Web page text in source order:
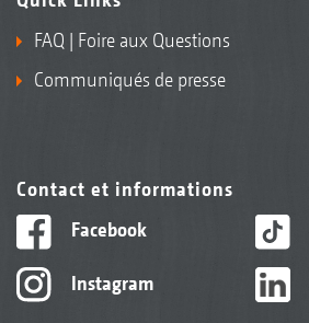
FAQ | Foire aux Questions
Communiqués de presse
Contact et informations
Facebook
Instagram